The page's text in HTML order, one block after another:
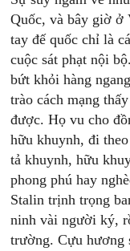
Quốc, và bây giờ ở
tay đế quốc chỉ là
cuộc sát phạt nội
bứt khỏi hàng
trào cách mạng
được. Họ vu cho
hữu khuynh, đi
tả khuynh, hữu
phong phú hay
Stalin trịnh trọng
ninh vài người ký,
trường. Cựu hương